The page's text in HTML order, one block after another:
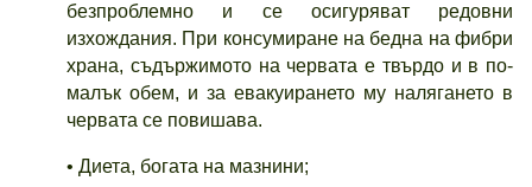
безпроблемно и се осигуряват редовни
изхождания. При консумиране на бедна на фибри
храна, съдържимото на червата е твърдо и в по-
малък обем, и за евакуирането му налягането в
червата се повишава.
• Диета, богата на мазнини;